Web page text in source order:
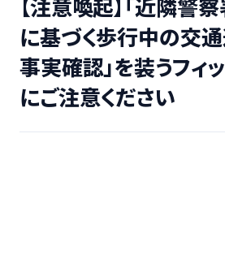
【注意喚起】「近隣警
に基づく歩行中の交
事実確認」を装うフィ
にご注意ください